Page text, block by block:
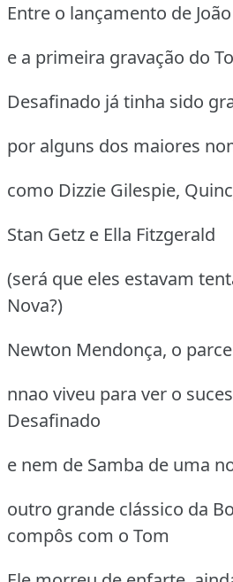
Entre o lançamento de
e a primeira gravação do
Desafinado já tinha sido
por alguns dos maiores
como Dizzie Gilespie,
Stan Getz e Ella Fitzgerald
(será que eles estavam
Nova?)
Newton Mendonça, o
nnao viveu para ver o
Desafinado
e nem de Samba de uma
outro grande clássico da
compôs com o Tom